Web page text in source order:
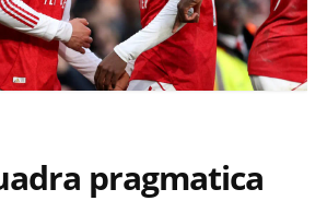
pragmatica